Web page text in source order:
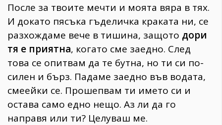
После за твоите мечти и моята вяра в тях.
И докато пясъка гъделичка краката ни, се
разхождаме вече в тишина, защото дори
тя е приятна, когато сме заедно. След
това се опитвам да те бутна, но ти си по-
силен и бърз. Падаме заедно във водата,
смеейки се. Прошепвам ти името си и
остава само едно нещо. Аз ли да го
направя или ти? Целуваш ме.